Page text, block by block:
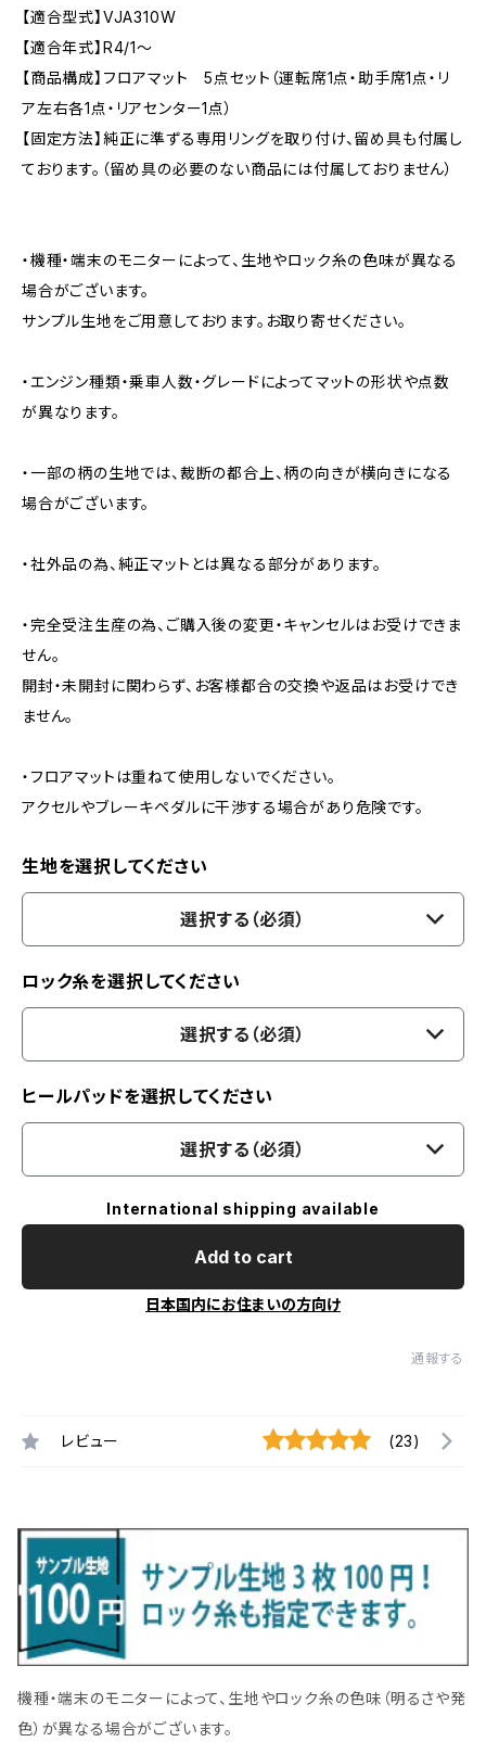
【適合型式】VJA310W
【適合年式】R4/1〜
【商品構成】フロアマット 5点セット（運転席1点・助手席1点・リ
ア左右各1点・リアセンター1点）
【固定方法】純正に準ずる専用リングを取り付け、留め具も付属し
ております。（留め具の必要のない商品には付属しておりません）
・機種・端末のモニターによって、生地やロック糸の色味が異なる
場合がございます。
サンプル生地をご用意しております。お取り寄せください。
・エンジン種類・乗車人数・グレードによってマットの形状や点数
が異なります。
・一部の柄の生地では、裁断の都合上、柄の向きが横向きになる
場合がございます。
・社外品の為、純正マットとは異なる部分があります。
・完全受注生産の為、ご購入後の変更・キャンセルはお受けできま
せん。
開封・未開封に関わらず、お客様都合の交換や返品はお受けでき
ません。
・フロアマットは重ねて使用しないでください。
アクセルやブレーキペダルに干渉する場合があり危険です。
生地を選択してください
選択する（必須）
ロック糸を選択してください
選択する（必須）
ヒールパッドを選択してください
選択する（必須）
International shipping available
Add to cart
日本国内にお住まいの方向け
通報する
レビュー (23)
機種・端末のモニターによって、生地やロック糸の色味（明るさや発
色）が異なる場合がございます。